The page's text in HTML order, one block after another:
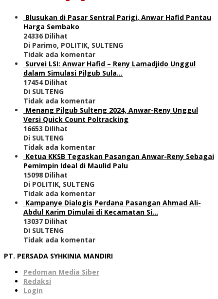
Blusukan di Pasar Sentral Parigi, Anwar Hafid Pantau
Harga Sembako
24336 Dilihat
Di Parimo, POLITIK, SULTENG
Tidak ada komentar
Survei LSI: Anwar Hafid – Reny Lamadjido Unggul
dalam Simulasi Pilgub Sula…
17454 Dilihat
Di SULTENG
Tidak ada komentar
Menang Pilgub Sulteng 2024, Anwar-Reny Unggul
Versi Quick Count Poltracking
16653 Dilihat
Di SULTENG
Tidak ada komentar
Ketua KKSB Tegaskan Pasangan Anwar-Reny Sebagai
Pemimpin Ideal di Maulid Palu
15098 Dilihat
Di POLITIK, SULTENG
Tidak ada komentar
Kampanye Dialogis Perdana Pasangan Ahmad Ali-
Abdul Karim Dimulai di Kecamatan Si…
13037 Dilihat
Di SULTENG
Tidak ada komentar
PT. PERSADA SYHKINIA MANDIRI
Pedoman Media Siber
Redaksi
Login